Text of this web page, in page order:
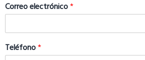
Correo electrónico*
Teléfono*